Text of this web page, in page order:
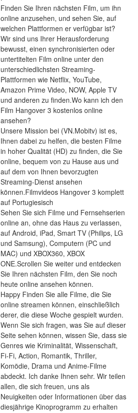
Finden Sie Ihren nächsten Film, um ihn
online anzusehen, und sehen Sie, auf
welchen Plattformen er verfügbar ist?
Wir sind uns Ihrer Herausforderung
bewusst, einen synchronisierten oder
untertitelten Film online unter den
unterschiedlichsten Streaming-
Plattformen wie Netflix, YouTube,
Amazon Prime Video, NOW, Apple TV
und anderen zu finden.Wo kann ich den
Film Hangover 3 kostenlos online
ansehen?
Unsere Mission bei (VN.Mobitv) ist es,
Ihnen dabei zu helfen, die besten Filme
in hoher Qualität (HD) zu finden, die Sie
online, bequem von zu Hause aus und
auf dem von Ihnen bevorzugten
Streaming-Dienst ansehen
können.Filmvideos Hangover 3 komplett
auf Portugiesisch
Sehen Sie sich Filme und Fernsehserien
online an, ohne das Haus zu verlassen,
auf Android, iPad, Smart TV (Philips, LG
und Samsung), Computern (PC und
MAC) und XBOX360, XBOX
ONE.Scrollen Sie weiter und entdecken
Sie Ihren nächsten Film, den Sie noch
heute online ansehen können.
Happy Finden Sie alle Filme, die Sie
online streamen können, einschließlich
derer, die diese Woche gespielt wurden.
Wenn Sie sich fragen, was Sie auf dieser
Seite sehen können, wissen Sie, dass sie
Genres wie Kriminalität, Wissenschaft,
Fi-Fi, Action, Romantik, Thriller,
Komödie, Drama und Anime-Filme
abdeckt. Ich danke Ihnen sehr. Wir teilen
allen, die sich freuen, uns als
Neuigkeiten oder Informationen über das
diesjährige Kinoprogramm zu erhalten